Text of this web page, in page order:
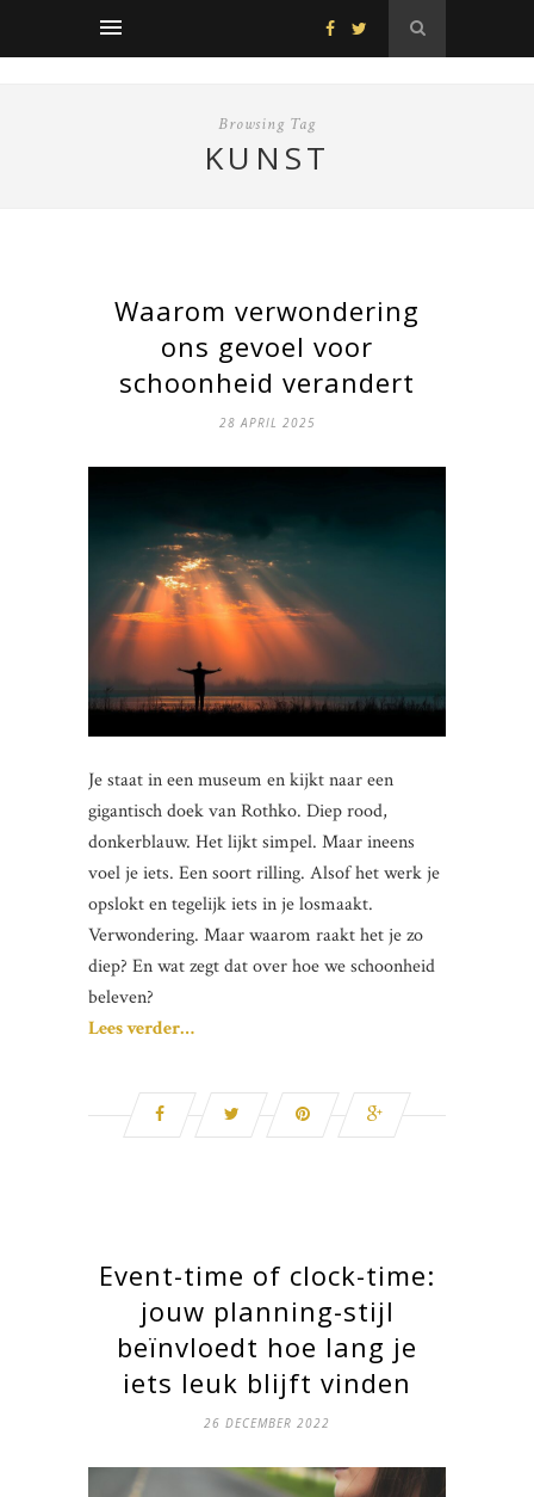
Browsing Tag
KUNST
Waarom verwondering
ons gevoel voor
schoonheid verandert
28 APRIL 2025
Je staat in een museum en kijkt naar een
gigantisch doek van Rothko. Diep rood,
donkerblauw. Het lijkt simpel. Maar ineens
voel je iets. Een soort rilling. Alsof het werk je
opslokt en tegelijk iets in je losmaakt.
Verwondering. Maar waarom raakt het je zo
diep? En wat zegt dat over hoe we schoonheid
beleven?
Lees verder…
Event-time of clock-time:
jouw planning-stijl
beïnvloedt hoe lang je
iets leuk blijft vinden
26 DECEMBER 2022